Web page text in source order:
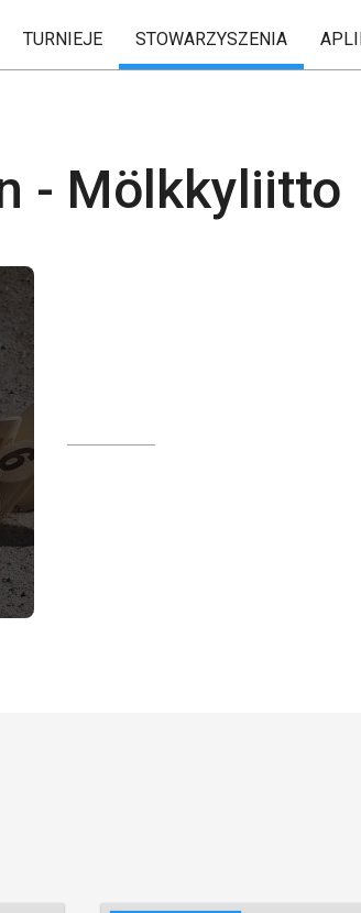
TURNIEJE STOWARZYSZENIA
- Mölkkyliitto